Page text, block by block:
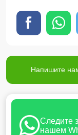
Напишите
Следите
нашем